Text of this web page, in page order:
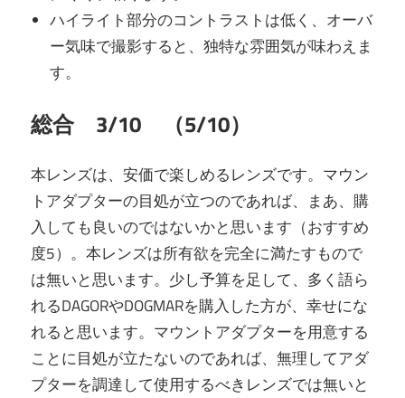
ハイライト部分のコントラストは低く、オーバ
ー気味で撮影すると、独特な雰囲気が味わえま
す。
総合 3/10 （5/10）
本レンズは、安価で楽しめるレンズです。マウン
トアダプターの目処が立つのであれば、まあ、購
入しても良いのではないかと思います（おすすめ
度5）。本レンズは所有欲を完全に満たすもので
は無いと思います。少し予算を足して、多く語ら
れるDAGORやDOGMARを購入した方が、幸せにな
れると思います。マウントアダプターを用意する
ことに目処が立たないのであれば、無理してアダ
プターを調達して使用するべきレンズでは無いと